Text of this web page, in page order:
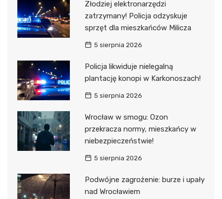
Złodziej elektronarzędzi
zatrzymany! Policja odzyskuje
sprzęt dla mieszkańców Milicza
5 sierpnia 2026
Policja likwiduje nielegalną
plantację konopi w Karkonoszach!
5 sierpnia 2026
Wrocław w smogu: Ozon
przekracza normy, mieszkańcy w
niebezpieczeństwie!
5 sierpnia 2026
Podwójne zagrożenie: burze i upały
nad Wrocławiem